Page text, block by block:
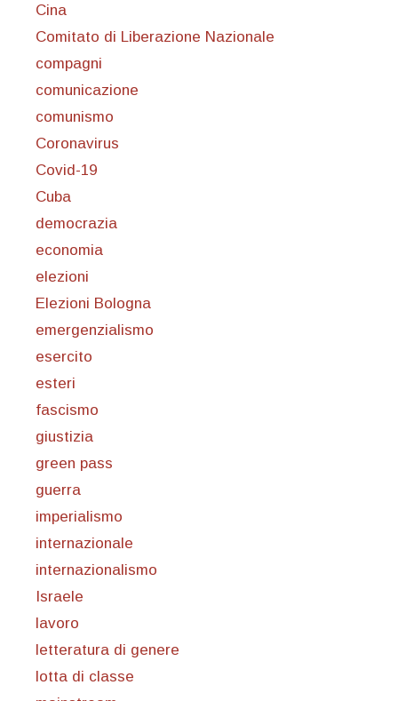
Cina
Comitato di Liberazione Nazionale
compagni
comunicazione
comunismo
Coronavirus
Covid-19
Cuba
democrazia
economia
elezioni
Elezioni Bologna
emergenzialismo
esercito
esteri
fascismo
giustizia
green pass
guerra
imperialismo
internazionale
internazionalismo
Israele
lavoro
letteratura di genere
lotta di classe